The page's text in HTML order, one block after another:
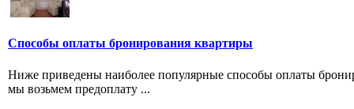
Способы оплаты бронирования квартиры
Ниже приведены наиболее популярные способы оплаты
мы возьмем предоплату ...